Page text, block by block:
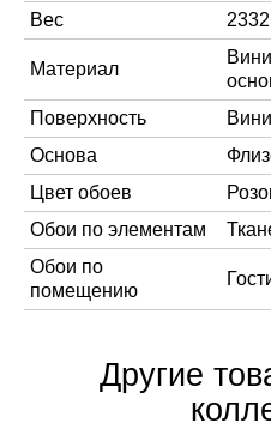
Вес
2332
Материал
Поверхность
Основа
Цвет обоев
Обои по элементам
Обои по
помещению
Другие